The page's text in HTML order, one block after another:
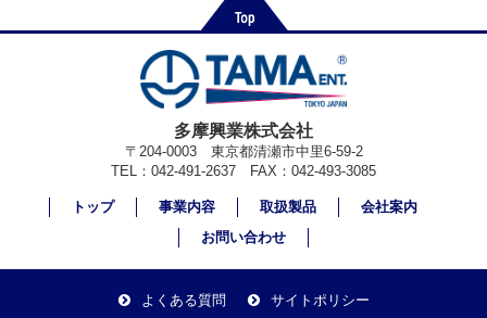
多摩興業株式会社
〒204-0003 東京都清瀬市中里6-59-2
TEL：042-491-2637 FAX：042-493-3085
トップ 事業内容 取扱製品
会社案内
お問い合わせ
よくある質問 サイトポリシー